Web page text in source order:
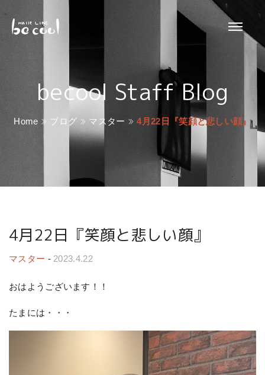
becool Staff Blog
Home ブログ マスター 4月22日『笑顔と悲しい顔』
4月22日『笑顔と悲しい顔』
マスター - 2023.4.22
おはようございます！！
たまには・・・